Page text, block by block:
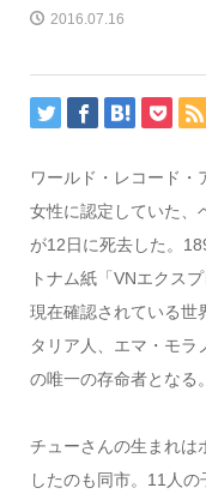
2016.07.16
ワールド・レコード・
女性に認定していた、
が12日に死去した。
トナム紙「VNエクス
現在確認されている世
タリア人、エマ・モ
の唯一の存命者となる。
チューさんの生まれは
したのも同市。11人